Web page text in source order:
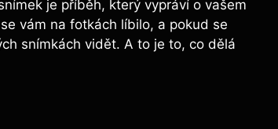
je příběh, který vypráví o vašem
vám na fotkách líbilo, a pokud se
snímkách vidět. A to je to, co dělá